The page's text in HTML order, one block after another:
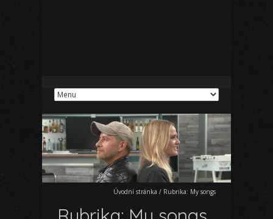
Úvodní stránka / Rubrika: My songs